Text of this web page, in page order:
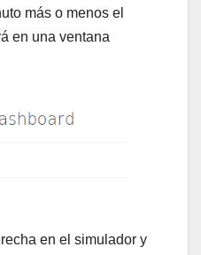
más o menos el
en una ventana
en el simulador y